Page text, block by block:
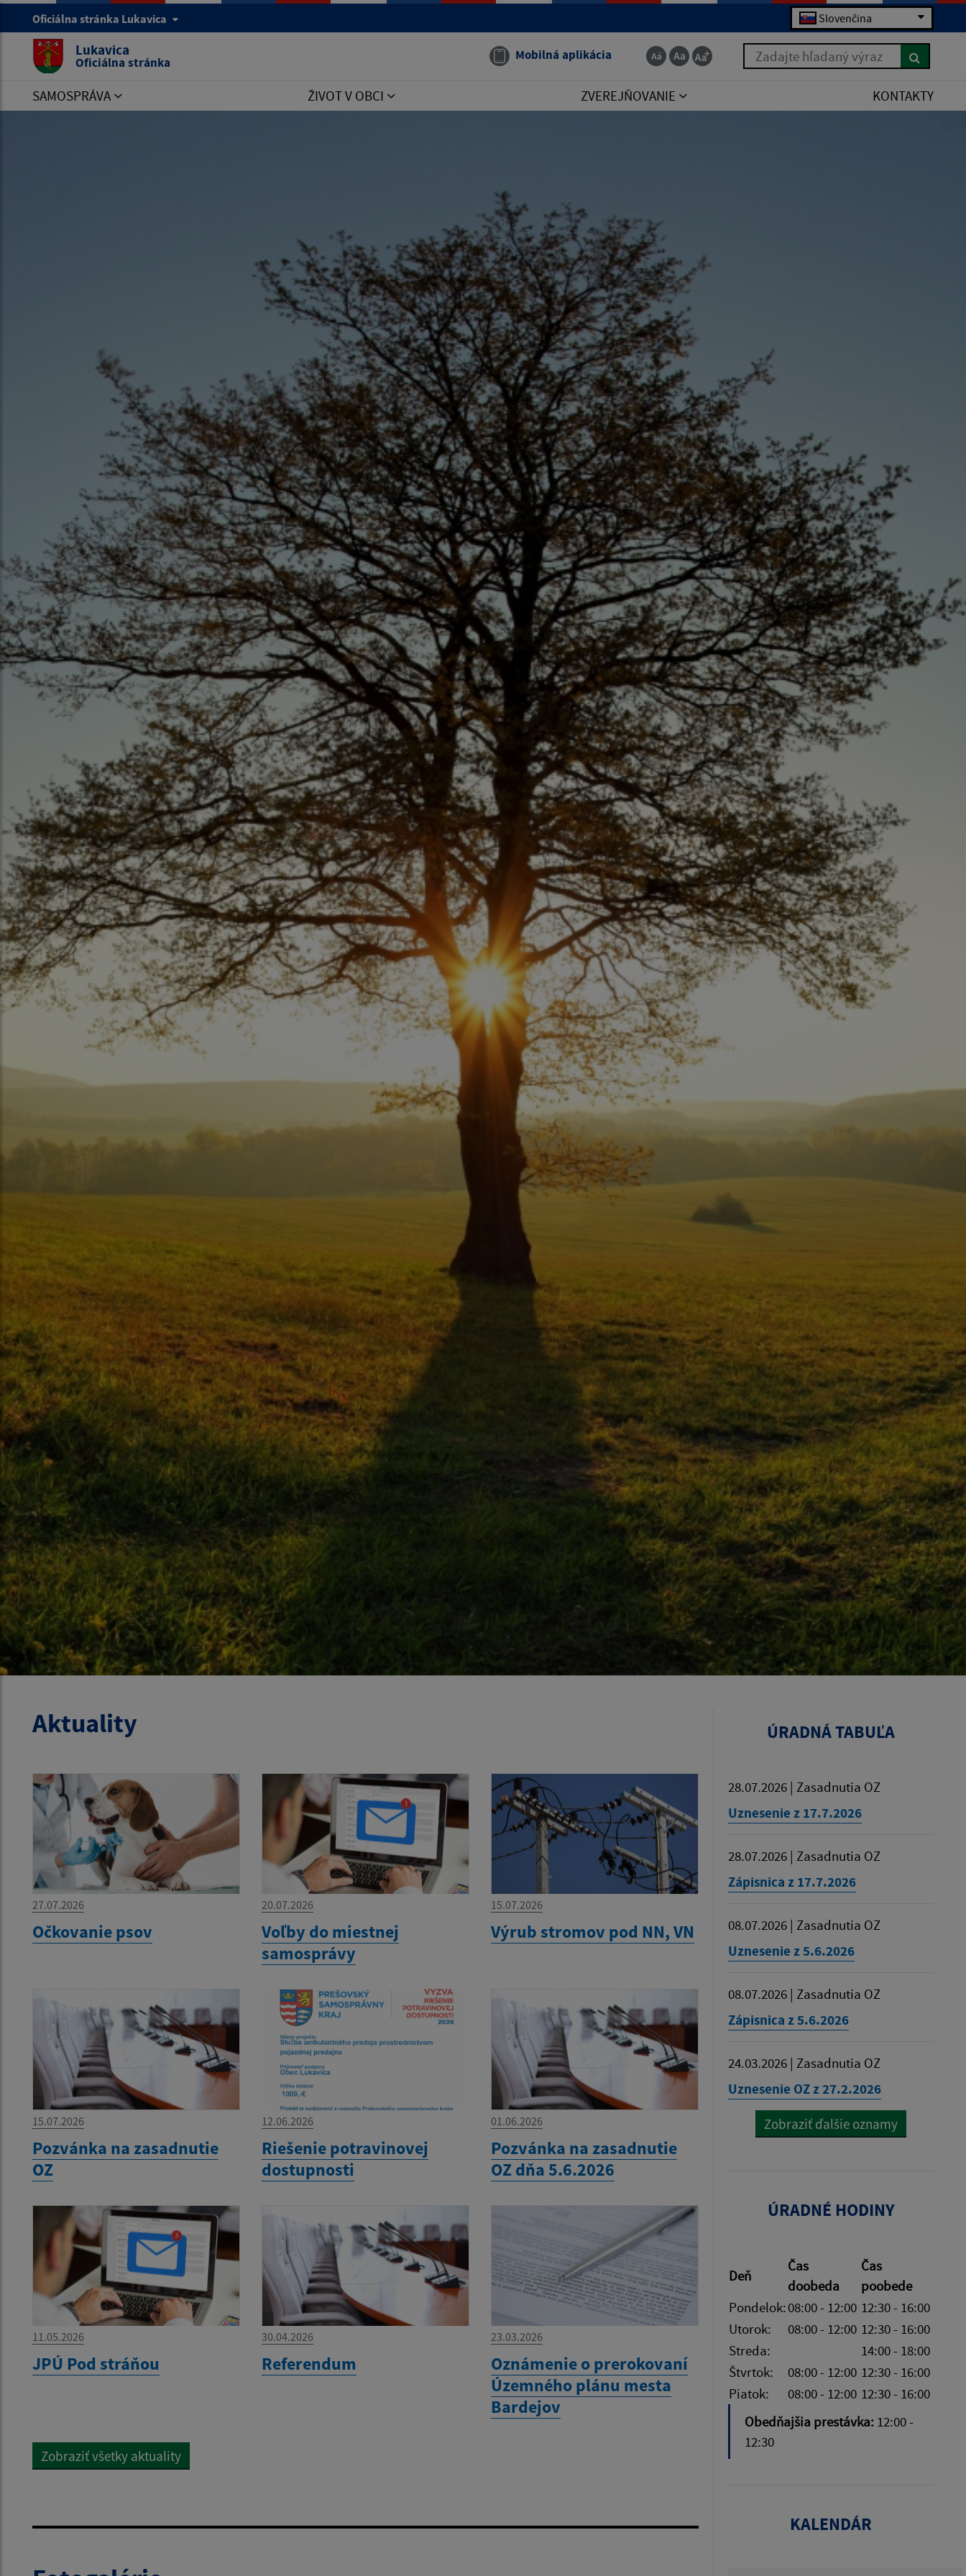
Oficiálna stránka Lukavica Slovenčina
Lukavica
Oficiálna stránka Mobilná aplikácia Zadajte hľadaný výraz
SAMOSPRÁVA ŽIVOT V OBCI ZVEREJŇOVANIE KONTAKTY
Aktuality
27.07.2026
Očkovanie psov
20.07.2026
Voľby do miestnej
samosprávy
15.07.2026
Výrub stromov pod NN, VN
15.07.2026
Pozvánka na zasadnutie
OZ
12.06.2026
Riešenie potravinovej
dostupnosti
01.06.2026
Pozvánka na zasadnutie
OZ dňa 5.6.2026
11.05.2026
JPÚ Pod stráňou
30.04.2026
Referendum
23.03.2026
Oznámenie o prerokovaní
Územného plánu mesta
Bardejov
Zobraziť všetky aktuality
ÚRADNÁ TABUĽA
28.07.2026 | Zasadnutia OZ
Uznesenie z 17.7.2026
28.07.2026 | Zasadnutia OZ
Zápisnica z 17.7.2026
08.07.2026 | Zasadnutia OZ
Uznesenie z 5.6.2026
08.07.2026 | Zasadnutia OZ
Zápisnica z 5.6.2026
24.03.2026 | Zasadnutia OZ
Uznesenie OZ z 27.2.2026
Zobraziť ďalšie oznamy
ÚRADNÉ HODINY
Deň
Čas
doobeda
Čas
poobede
Pondelok:08:00 - 12:00 12:30 - 16:00
Utorok:
08:00 - 12:00 12:30 - 16:00
Streda:
14:00 - 18:00
Štvrtok:
08:00 - 12:00 12:30 - 16:00
Piatok:
08:00 - 12:00 12:30 - 16:00
Obedňajšia prestávka: 12:00 -
12:30
KALENDÁR